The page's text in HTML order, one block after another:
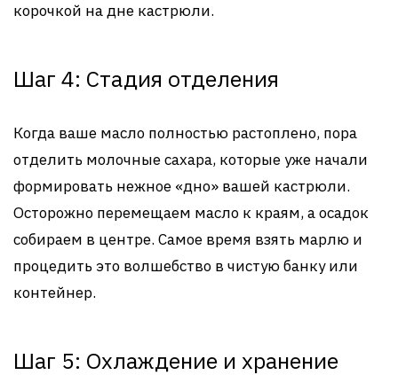
корочкой на дне кастрюли.
Шаг 4: Стадия отделения
Когда ваше масло полностью растоплено, пора
отделить молочные сахара, которые уже начали
формировать нежное «дно» вашей кастрюли.
Осторожно перемещаем масло к краям, а осадок
собираем в центре. Самое время взять марлю и
процедить это волшебство в чистую банку или
контейнер.
Шаг 5: Охлаждение и хранение